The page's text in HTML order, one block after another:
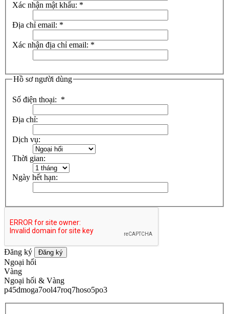
Xác nhận mật khẩu: *
Địa chỉ email: *
Xác nhận địa chỉ email: *
Hồ sơ người dùng
Số điện thoại: *
Địa chỉ:
Dịch vụ:
Thời gian:
Ngày hết hạn:
Đăng ký Đăng ký
Ngoại hối
Vàng
Ngoại hối & Vàng
p45dmoga7ool47roq7hoso5po3